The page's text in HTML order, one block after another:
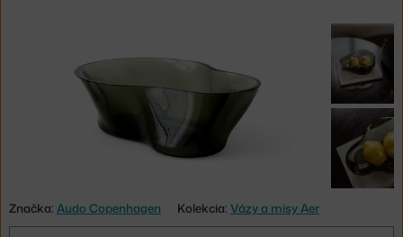
Značka: Audo Copenhagen Kolekcia: Vázy a misy Aer